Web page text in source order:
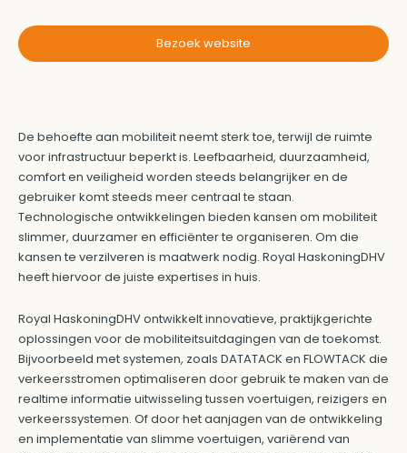
Bezoek website
De behoefte aan mobiliteit neemt sterk toe, terwijl de ruimte
voor infrastructuur beperkt is. Leefbaarheid, duurzaamheid,
comfort en veiligheid worden steeds belangrijker en de
gebruiker komt steeds meer centraal te staan.
Technologische ontwikkelingen bieden kansen om mobiliteit
slimmer, duurzamer en efficiënter te organiseren. Om die
kansen te verzilveren is maatwerk nodig. Royal HaskoningDHV
heeft hiervoor de juiste expertises in huis.
Royal HaskoningDHV ontwikkelt innovatieve, praktijkgerichte
oplossingen voor de mobiliteitsuitdagingen van de toekomst.
Bijvoorbeeld met systemen, zoals DATATACK en FLOWTACK die
verkeersstromen optimaliseren door gebruik te maken van de
realtime informatie uitwisseling tussen voertuigen, reizigers en
verkeerssystemen. Of door het aanjagen van de ontwikkeling
en implementatie van slimme voertuigen, variërend van